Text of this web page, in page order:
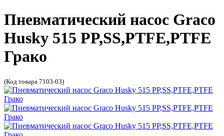
Пневматический насос Graco
Husky 515 PP,SS,PTFE,PTFE
Грако
(Код товара 7103-03)